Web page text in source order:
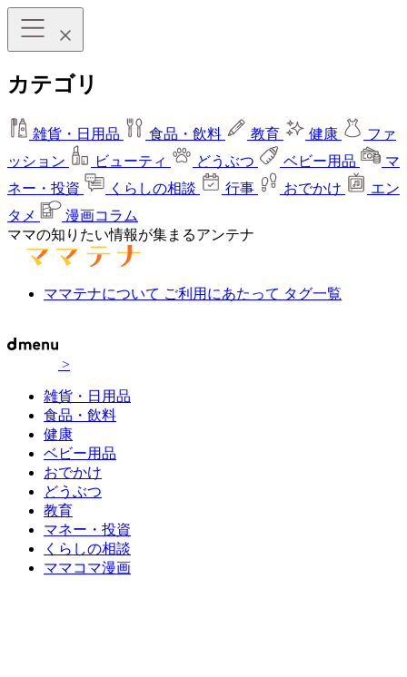
カテゴリ
雑貨・日用品 食品・飲料 教育 健康
ファ
ッション
ビューティ どうぶつ ベビー用品
マ
ネー・投資
くらしの相談 行事 おでかけ
エン
タメ
漫画コラム
ママの知りたい情報が集まるアンテナ
ママテナについて ご利用にあたって タグ一覧
>
雑貨・日用品
食品・飲料
健康
ベビー用品
おでかけ
どうぶつ
教育
マネー・投資
くらしの相談
ママコマ漫画